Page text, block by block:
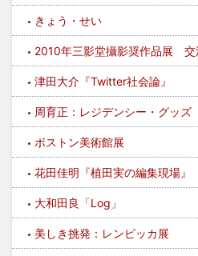
きょう・せい
2010年三影堂攝影奨作品展
津田大介『Twitter社会論』
周育正：レジデンシー・グッズ
ボストン美術館展
花田佳明『植田実の編集現場』
大和田良「Log」
美しき挑発：レンピッカ展